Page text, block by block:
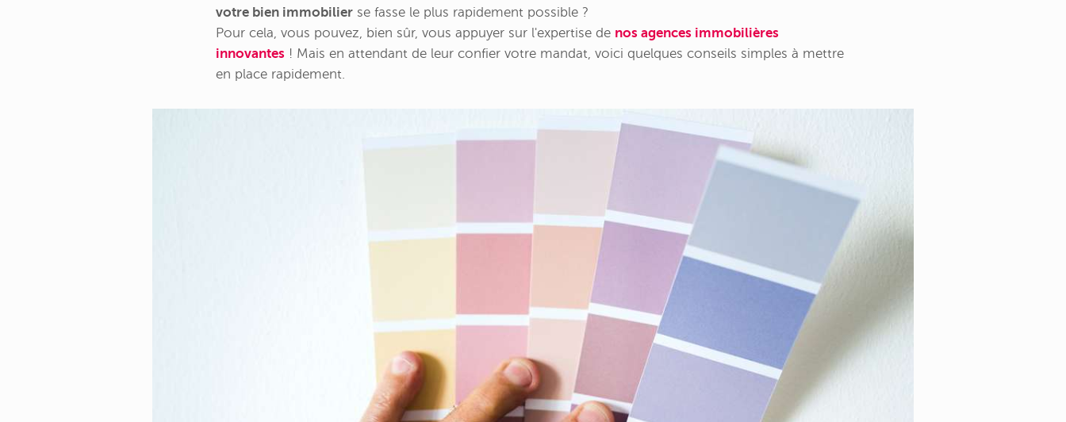
votre bien immobilier se fasse le plus rapidement possible ?
Pour cela, vous pouvez, bien sûr, vous appuyer sur l'expertise de nos agences immobilières
innovantes ! Mais en attendant de leur confier votre mandat, voici quelques conseils simples à mettre
en place rapidement.